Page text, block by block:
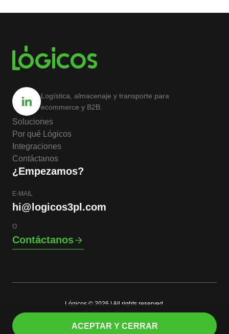
Logística, almacenaje y transporte para
ecommerce y B2B.
Soluciones
Por qué Lógicos
Integraciones
Contáctanos
¿Empezamos?
E-MAIL
hi@logicos3pl.com
O
Contáctanos
Lógicos © 2026 | All rights reserved.
Política de Privacidad
ES
ACEPTAR Y CERRAR